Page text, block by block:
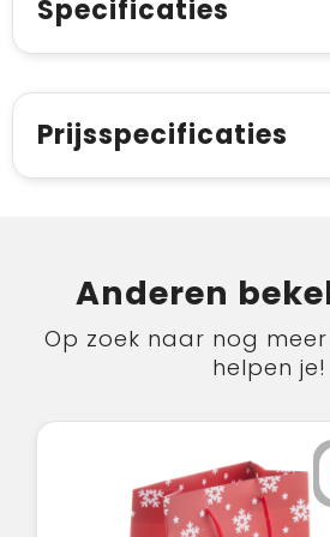
Specificaties
Prijsspecificaties
Anderen
Op zoek naar nog meer
helpen je!